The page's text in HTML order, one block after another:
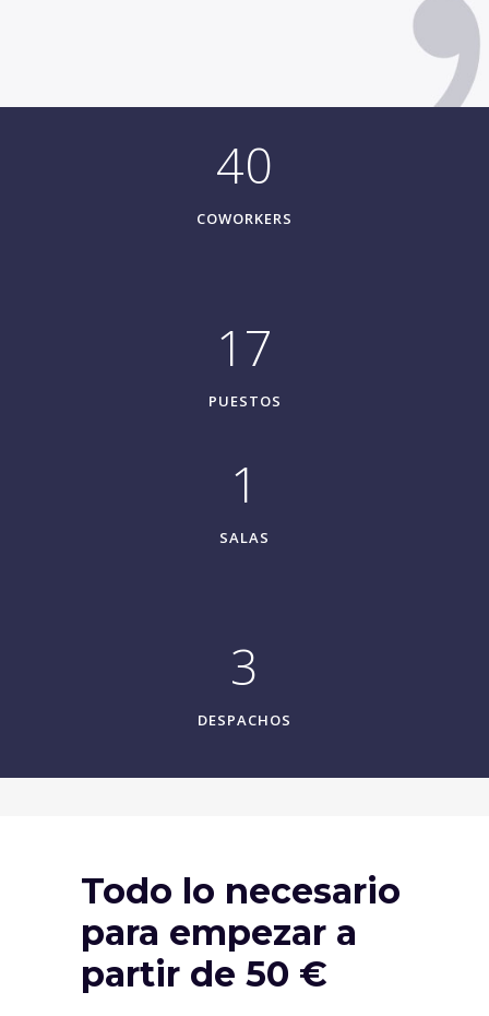
40
COWORKERS
17
PUESTOS
1
SALAS
3
DESPACHOS
Todo lo necesario
para empezar a
partir de 50 €